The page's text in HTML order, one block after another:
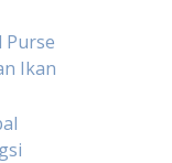
Purse
Ikan